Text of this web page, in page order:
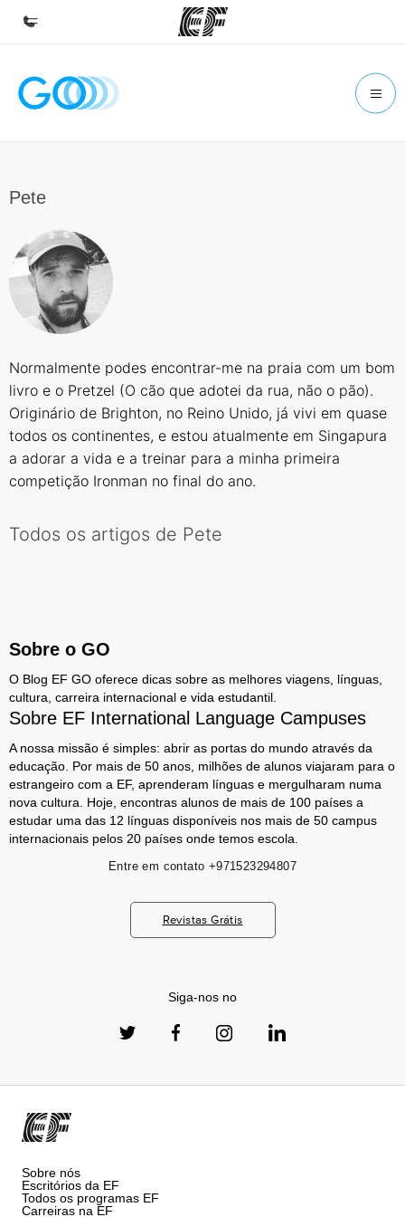
Início
Encontre um escritório
Sobre nós
Quem somos
Pete
Normalmente podes encontrar-me na praia com um bom
livro e o Pretzel (O cão que adotei da rua, não o pão).
Originário de Brighton, no Reino Unido, já vivi em quase
todos os continentes, e estou atualmente em Singapura
a adorar a vida e a treinar para a minha primeira
competição Ironman no final do ano.
Todos os artigos de Pete
Sobre o GO
O Blog EF GO oferece dicas sobre as melhores viagens, línguas,
cultura, carreira internacional e vida estudantil.
Sobre EF International Language Campuses
A nossa missão é simples: abrir as portas do mundo através da
educação. Por mais de 50 anos, milhões de alunos viajaram para o
estrangeiro com a EF, aprenderam línguas e mergulharam numa
nova cultura. Hoje, encontras alunos de mais de 100 países a
estudar uma das 12 línguas disponíveis nos mais de 50 campus
internacionais pelos 20 países onde temos escola.
Entre em contato +971523294807
Revistas Grátis
Siga-nos no
Sobre nós
Escritórios da EF
Todos os programas EF
Carreiras na EF